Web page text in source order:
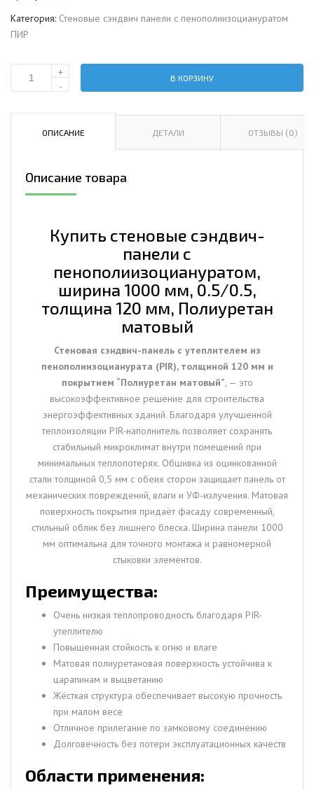
Категория: Стеновые сэндвич панели с пенополиизоциануратом
ПИР
Количество
сэндвич-
ширина
1000
Полиуретан
матовый
+
-
В КОРЗИНУ
ОПИСАНИЕ ДЕТАЛИ ОТЗЫВЫ (0)
Описание товара
Купить стеновые сэндвич-
панели с
пенополиизоциануратом,
ширина 1000 мм, 0.5/0.5,
толщина 120 мм, Полиуретан
матовый
Стеновая сэндвич-панель с утеплителем из
пенополиизоцианурата (PIR), толщиной 120 мм и
покрытием “Полиуретан матовый”, — это
высокоэффективное решение для строительства
энергоэффективных зданий. Благодаря улучшенной
теплоизоляции PIR-наполнитель позволяет сохранять
стабильный микроклимат внутри помещений при
минимальных теплопотерях. Обшивка из оцинкованной
стали толщиной 0,5 мм с обеих сторон защищает панель от
механических повреждений, влаги и УФ-излучения. Матовая
поверхность покрытия придаёт фасаду современный,
стильный облик без лишнего блеска. Ширина панели 1000
мм оптимальна для точного монтажа и равномерной
стыковки элементов.
Преимущества:
Очень низкая теплопроводность благодаря PIR-
утеплителю
Повышенная стойкость к огню и влаге
Матовая полиуретановая поверхность устойчива к
царапинам и выцветанию
Жёсткая структура обеспечивает высокую прочность
при малом весе
Отличное прилегание по замковому соединению
Долговечность без потери эксплуатационных качеств
Области применения: